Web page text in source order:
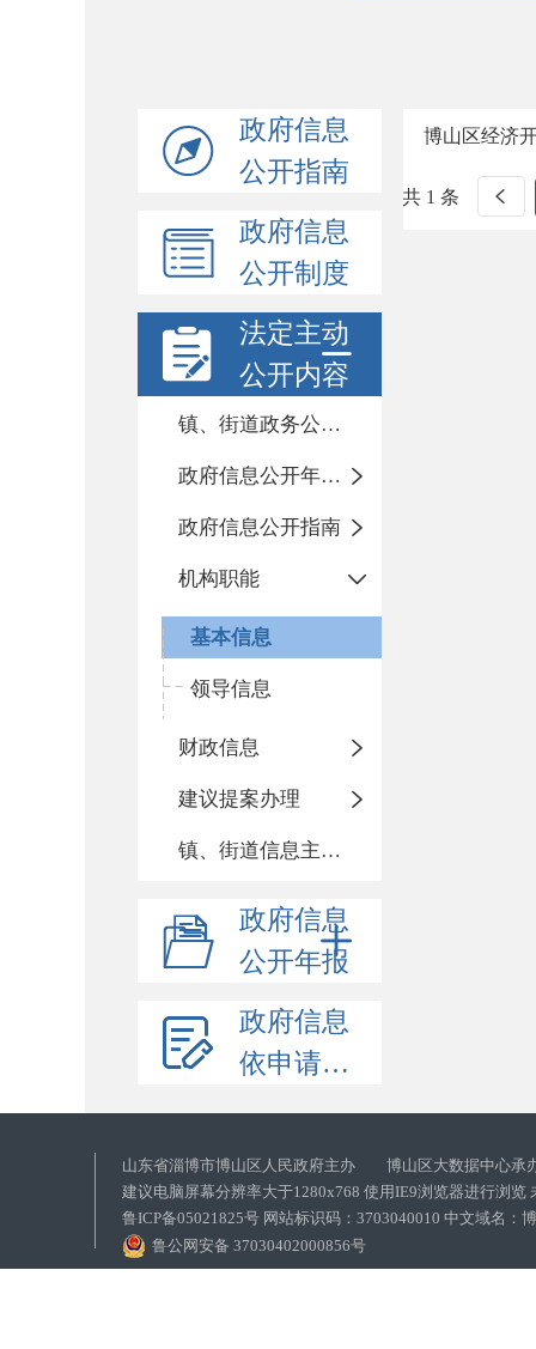
政府信息
公开指南
政府信息
公开制度
法定主动
公开内容
镇、街道政务公开标准化目录
政府信息公开年度报告
政府信息公开指南
机构职能
基本信息
领导信息
财政信息
建议提案办理
镇、街道信息主动公开基本目录
政府信息
公开年报
政府信息
依申请公开
博山区经济
共 1 条
山东省淄博市博山区人民政府主办 博山区大数据中心承
建议电脑屏幕分辨率大于1280x768 使用IE9浏览器进行浏览
鲁ICP备05021825号 网站标识码：3703040010 中文域名：
鲁公网安备 37030402000856号